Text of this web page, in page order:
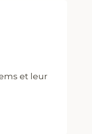
et leur